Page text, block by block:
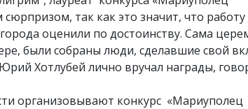
так как это значит, что работу
оценили по достоинству. Сама
были собраны люди, сделавшие свой
Хотлубей лично вручал награды,
организовывают конкурс «Мариуполец